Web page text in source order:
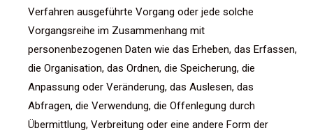
Verfahren ausgeführte Vorgang oder jede solche
Vorgangsreihe im Zusammenhang mit
personenbezogenen Daten wie das Erheben, das Erfassen,
die Organisation, das Ordnen, die Speicherung, die
Anpassung oder Veränderung, das Auslesen, das
Abfragen, die Verwendung, die Offenlegung durch
Übermittlung, Verbreitung oder eine andere Form der